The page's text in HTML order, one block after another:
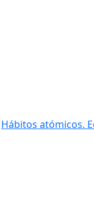
Hábitos atómicos.